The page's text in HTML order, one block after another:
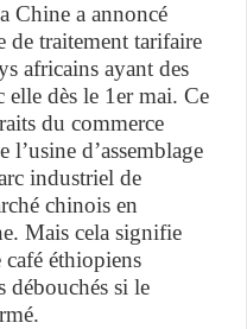
Chine a annoncé
de traitement tarifaire
africains ayant des
dès le 1er mai. Ce
du commerce
d’assemblage
industriel de
chinois en
Mais cela signifie
café éthiopiens
débouchés si le